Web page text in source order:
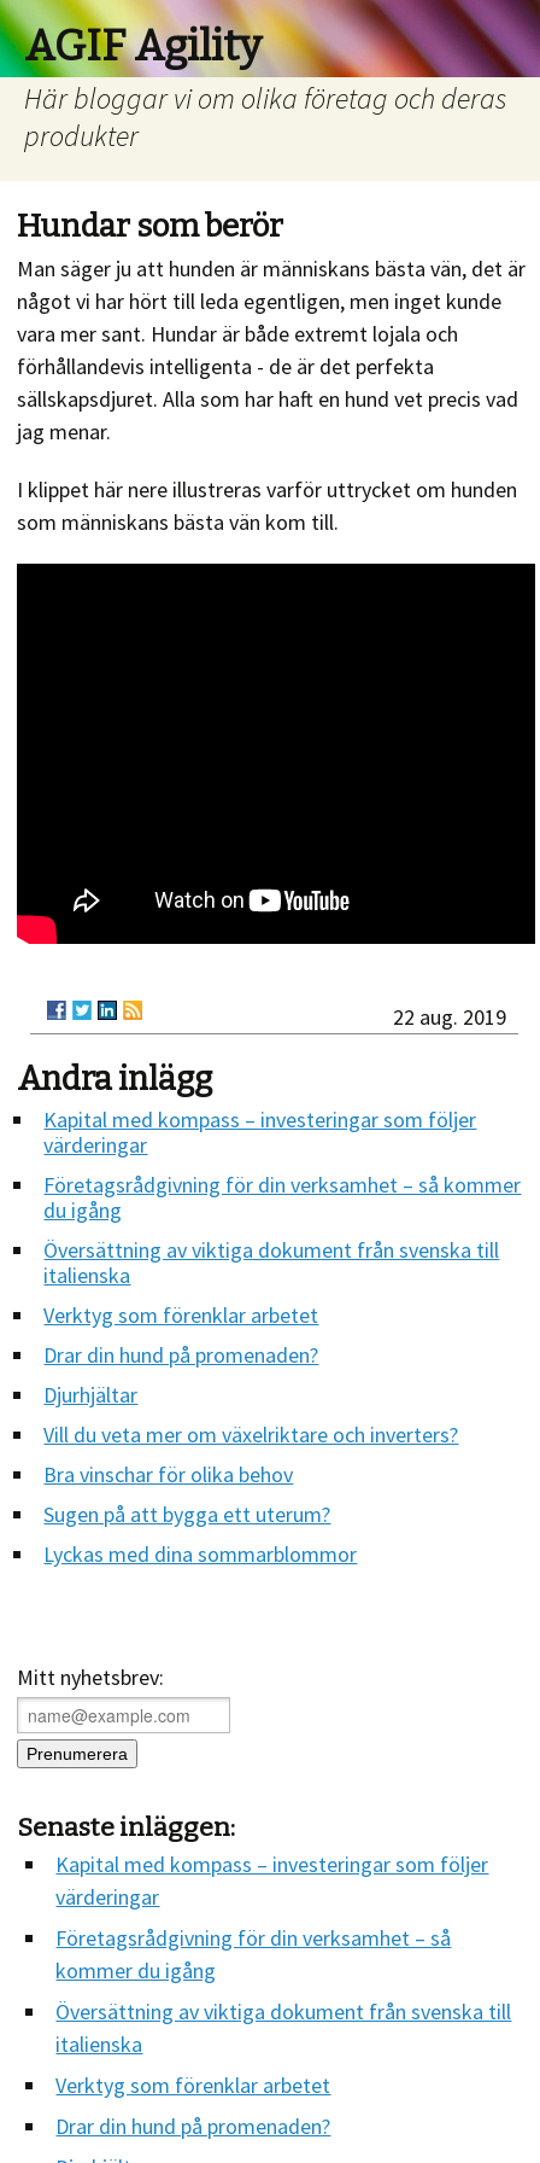
AGIF Agility
Här bloggar vi om olika företag och deras
produkter
Hundar som berör
Man säger ju att hunden är människans bästa vän, det är
något vi har hört till leda egentligen, men inget kunde
vara mer sant. Hundar är både extremt lojala och
förhållandevis intelligenta - de är det perfekta
sällskapsdjuret. Alla som har haft en hund vet precis vad
jag menar.
I klippet här nere illustreras varför uttrycket om hunden
som människans bästa vän kom till.
22 aug. 2019
Andra inlägg
Kapital med kompass – investeringar som följer
värderingar
Företagsrådgivning för din verksamhet – så kommer
du igång
Översättning av viktiga dokument från svenska till
italienska
Verktyg som förenklar arbetet
Drar din hund på promenaden?
Djurhjältar
Vill du veta mer om växelriktare och inverters?
Bra vinschar för olika behov
Sugen på att bygga ett uterum?
Lyckas med dina sommarblommor
Mitt nyhetsbrev:
Senaste inläggen:
Kapital med kompass – investeringar som följer
värderingar
Företagsrådgivning för din verksamhet – så
kommer du igång
Översättning av viktiga dokument från svenska till
italienska
Verktyg som förenklar arbetet
Drar din hund på promenaden?